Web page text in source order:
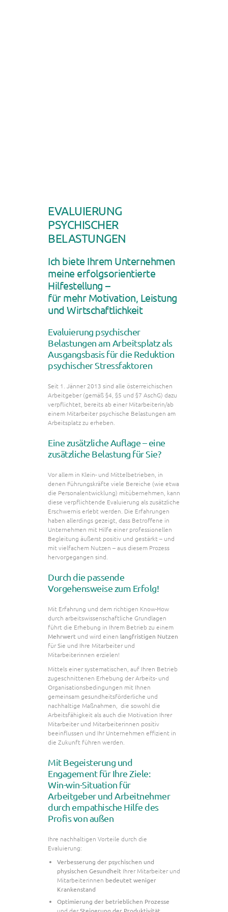
EVALUIERUNG
PSYCHISCHER
BELASTUNGEN
Ich biete Ihrem Unternehmen
meine erfolgsorientierte
Hilfestellung –
für mehr Motivation, Leistung
und Wirtschaftlichkeit
Evaluierung psychischer
Belastungen am Arbeitsplatz als
Ausgangsbasis für die Reduktion
psychischer Stressfaktoren
Seit 1. Jänner 2013 sind alle österreichischen
Arbeitgeber (gemäß §4, §5 und §7 AschG) dazu
verpflichtet, bereits ab einer Mitarbeiterin/ab
einem Mitarbeiter psychische Belastungen am
Arbeitsplatz zu erheben.
Eine zusätzliche Auflage – eine
zusätzliche Belastung für Sie?
Vor allem in Klein- und Mittelbetrieben, in
denen Führungskräfte viele Bereiche (wie etwa
die Personalentwicklung) mitübernehmen, kann
diese verpflichtende Evaluierung als zusätzliche
Erschwernis erlebt werden. Die Erfahrungen
haben allerdings gezeigt, dass Betroffene in
Unternehmen mit Hilfe einer professionellen
Begleitung äußerst positiv und gestärkt – und
mit vielfachem Nutzen – aus diesem Prozess
hervorgegangen sind.
Durch die passende
Vorgehensweise zum Erfolg!
Mit Erfahrung und dem richtigen Know-How
durch arbeitswissenschaftliche Grundlagen
führt die Erhebung in Ihrem Betrieb zu einem
Mehrwert und wird einen langfristigen Nutzen
für Sie und Ihre Mitarbeiter und
Mitarbeiterinnen erzielen!
Mittels einer systematischen, auf Ihren Betrieb
zugeschnittenen Erhebung der Arbeits- und
Organisationsbedingungen mit Ihnen
gemeinsam gesundheitsförderliche und
nachhaltige Maßnahmen, die sowohl die
Arbeitsfähigkeit als auch die Motivation Ihrer
Mitarbeiter und Mitarbeiterinnen positiv
beeinflussen und Ihr Unternehmen effizient in
die Zukunft führen werden.
Mit Begeisterung und
Engagement für Ihre Ziele:
Win-win-Situation für
Arbeitgeber und Arbeitnehmer
durch empathische Hilfe des
Profis von außen
Ihre nachhaltigen Vorteile durch die
Evaluierung:
Verbesserung der psychischen und
physischen Gesundheit Ihrer Mitarbeiter und
Mitarbeiterinnen bedeutet weniger
Krankenstand
Optimierung der betrieblichen Prozesse